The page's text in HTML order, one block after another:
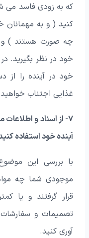
که به زودی فاسد می
کنید ( و به مهمانان
چه صورت هستند ) و
خود در نظر بگیرید.
خود در آینده را از
غذایی اجتناب
۷- از اسناد و
آینده خود استفاده
با بررسی این
موجودی شما چه
قرار گرفتند و یا
تصمیمات و سفارشات
آوری کنید.